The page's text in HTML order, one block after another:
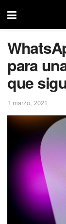
para
que
1 marzo, 2021